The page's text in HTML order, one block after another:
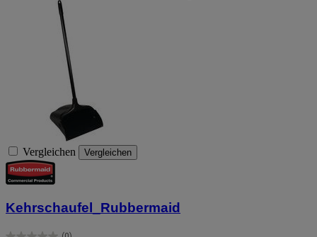
Vergleichen Vergleichen
Kehrschaufel_Rubbermaid